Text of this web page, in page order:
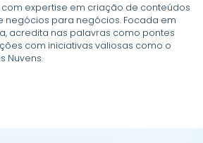
expertise em criação de conteúdos
negócios para negócios. Focada em
acredita nas palavras como pontes
com iniciativas valiosas como o
Nuvens.